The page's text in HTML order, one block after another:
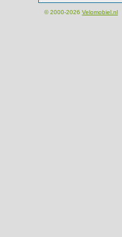
© 2000-2026 Velomobiel.nl